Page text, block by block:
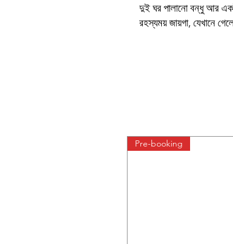
দুই ঘর পালানো বন্ধু আর
রহস্যময় জায়গা, যেখানে
Pre-booking